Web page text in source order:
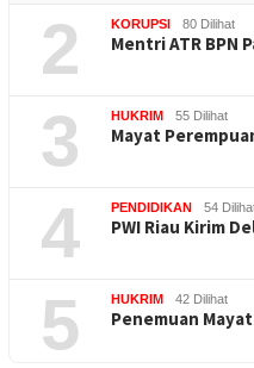
2 KORUPSI 80 Dilihat
Mentri ATR BPN
3 HUKRIM 55 Dilihat
Mayat
4 PENDIDIKAN 54
PWI Riau Kirim
5 HUKRIM 42 Dilihat
Penemuan